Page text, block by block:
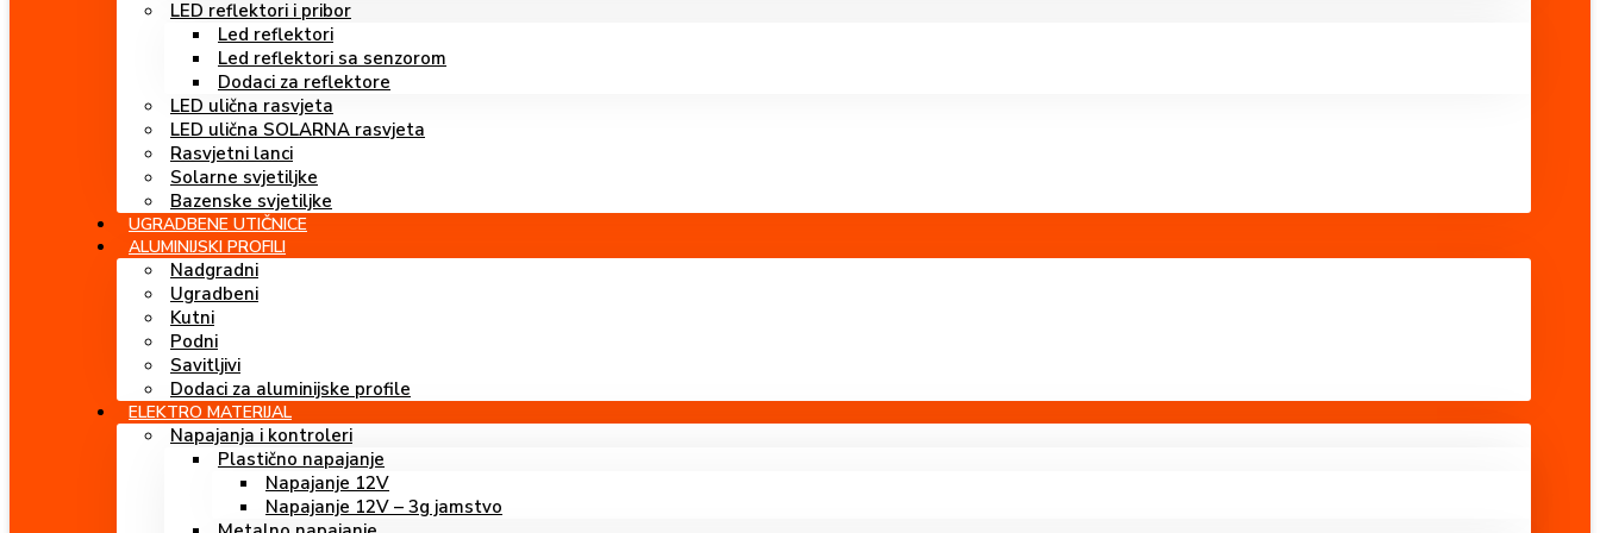
LED reflektori i pribor
Led reflektori
Led reflektori sa senzorom
Dodaci za reflektore
LED ulična rasvjeta
LED ulična SOLARNA rasvjeta
Rasvjetni lanci
Solarne svjetiljke
Bazenske svjetiljke
UGRADBENE UTIČNICE
ALUMINIJSKI PROFILI
Nadgradni
Ugradbeni
Kutni
Podni
Savitljivi
Dodaci za aluminijske profile
ELEKTRO MATERIJAL
Napajanja i kontroleri
Plastično napajanje
Napajanje 12V
Napajanje 12V – 3g jamstvo